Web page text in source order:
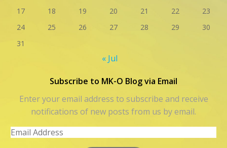
17
18 19 20 21 22
23
24
25 26 27 28 29
30
31
« Jul
Subscribe to MK-O Blog via Email
Enter your email address to subscribe and receive
notifications of new posts from us by email.
Email